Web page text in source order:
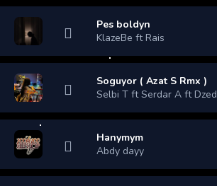
Pes boldyn
KlazeBe ft Rais
Soguyor ( Azat S Rmx )
Selbi T ft Serdar A ft Dzed
Hanymym
Abdy dayy